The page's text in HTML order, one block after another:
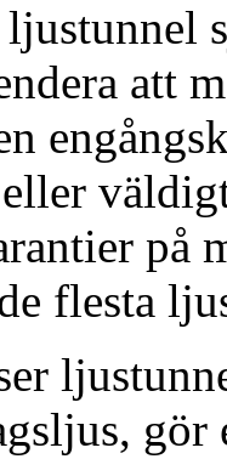
att
på
flesta